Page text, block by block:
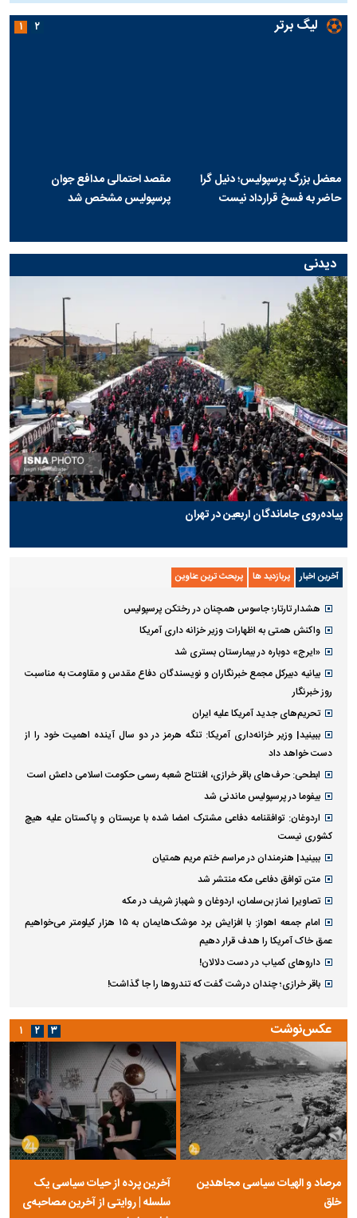
لیگ برتر
معضل بزرگ پرسپولیس؛ دنیل گرا
حاضر به فسخ قرارداد نیست
مقصد احتمالی مدافع جوان
پرسپولیس مشخص شد
۱ ۲
دیدنی
پیاده‌روی جاماندگان اربعین در تهران
آخرین اخبار پربازدید ها پربحث ترین عناوین
هشدار تارتار؛ جاسوس همچنان در رختکن پرسپولیس
واکنش همتی به اظهارات وزیر خزانه داری آمریکا
«ایرج» دوباره در بیمارستان بستری شد
بیانیه دبیرکل مجمع خبرنگاران و نویسندگان دفاع مقدس و مقاومت به مناسبت
روز خبرنگار
تحریم‌های جدید آمریکا علیه ایران
ببینید| وزیر خزانه‌داری آمریکا: تنگه هرمز در دو سال آینده اهمیت خود را از
دست خواهد داد
ابطحی: حرف‌های باقر خرازی، افتتاح شعبه رسمی حکومت اسلامی داعش است
بیفوما در پرسپولیس ماندنی شد
اردوغان: توافقنامه دفاعی مشترک امضا شده با عربستان و پاکستان علیه هیچ
کشوری نیست
ببینید| هنرمندان در مراسم ختم مریم همتیان
متن توافق دفاعی مکه منتشر شد
تصاویر| نماز بن‌سلمان، اردوغان و شهباز شریف در مکه
امام‌ جمعه اهواز: با افزایش برد موشک‌هایمان به ۱۵ هزار کیلومتر می‌خواهیم
عمق خاک آمریکا را هدف قرار دهیم
داروهای کمیاب در دست دلالان!
باقر خرازی؛ چندان درشت گفت که تندروها را جا گذاشت!
عکس‌نوشت
مرصاد و الهیات سیاسی مجاهدین
خلق
آخرین پرده از حیات سیاسی یک
سلسله | روایتی از آخرین مصاحبه‌ی
۱ ۲ ۳